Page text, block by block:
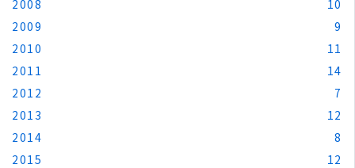
2008
10
2009
9
2010
11
2011
14
2012
7
2013
12
2014
8
2015
12